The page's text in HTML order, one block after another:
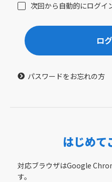
次回から自動的にログイ
ロ
パスワードをお忘れの方
はじめて
対応ブラウザはGoogle
す。